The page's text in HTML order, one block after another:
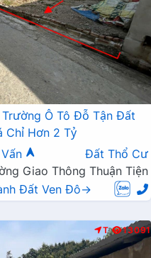
Ô Tô Đỗ Tận Đất
Chỉ Hơn 2 Tỷ
Đất Thổ Cư
Giao Thông Thuận Tiện
Đất Ven Đô→
T 13091